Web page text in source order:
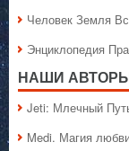
Человек Земля
Энциклопедия
НАШИ АВТОРЫ
Jeti: Млечный
Medi. Магия